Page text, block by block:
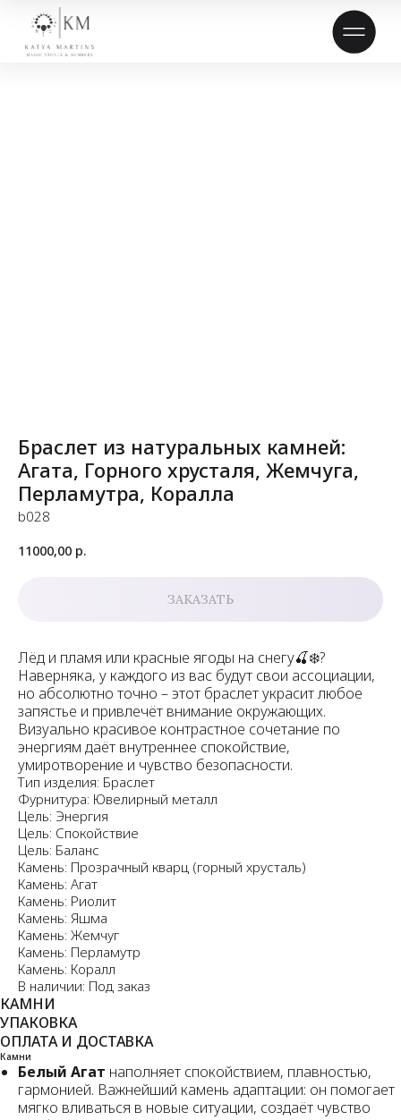
Браслет из натуральных камней:
Агата, Горного хрусталя, Жемчуга,
Перламутра, Коралла
b028
11000,00 р.
ЗАКАЗАТЬ
Лёд и пламя или красные ягоды на снегу🍒❄️?
Наверняка, у каждого из вас будут свои ассоциации,
но абсолютно точно – этот браслет украсит любое
запястье и привлечёт внимание окружающих.
Визуально красивое контрастное сочетание по
энергиям даёт внутреннее спокойствие,
умиротворение и чувство безопасности.
Тип изделия: Браслет
Фурнитура: Ювелирный металл
Цель: Энергия
Цель: Спокойствие
Цель: Баланс
Камень: Прозрачный кварц (горный хрусталь)
Камень: Агат
Камень: Риолит
Камень: Яшма
Камень: Жемчуг
Камень: Перламутр
Камень: Коралл
В наличии: Под заказ
КАМНИ
УПАКОВКА
ОПЛАТА И ДОСТАВКА
Камни
Белый Агат наполняет спокойствием, плавностью,
гармонией. Важнейший камень адаптации: он помогает
мягко вливаться в новые ситуации, создаёт чувство